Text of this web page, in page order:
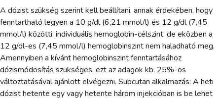
A dózist szükség szerint kell beállítani, annak érdekében, hogy
fenntartható legyen a 10 g/dl (6,21 mmol/l) és 12 g/dl (7,45
mmol/l) közötti, individuális hemoglobin-célszint, de eközben a
12 g/dl-es (7,45 mmol/l) hemoglobinszint nem haladható meg.
Amennyiben a kívánt hemoglobinszint fenntartásához
dózismódosítás szükséges, ezt az adagok kb. 25%-os
változtatásával ajánlott elvégezni. Subcutan alkalmazás: A heti
dózist hetente egy vagy hetente három injekcióban is be lehet